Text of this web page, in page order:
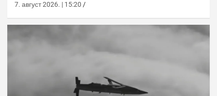
7. август 2026. | 15:20